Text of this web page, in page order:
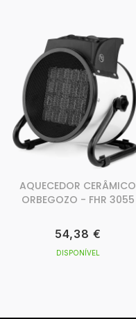
AQUECEDOR CERÂMICO
ORBEGOZO - FHR 3055
54,38 €
DISPONÍVEL